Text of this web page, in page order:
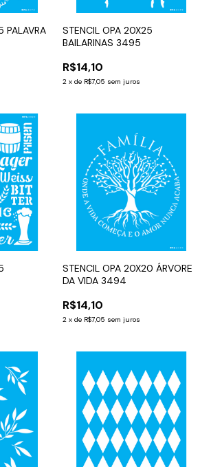
PALAVRA
STENCIL OPA 20X25
BAILARINAS 3495
R$14,10
2 x de R$7,05 sem juros
STENCIL OPA 20X20 ÁRVORE
DA VIDA 3494
R$14,10
2 x de R$7,05 sem juros